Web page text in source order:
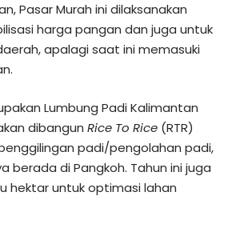
Pasar Murah ini dilaksanakan
harga pangan dan juga untuk
apalagi saat ini memasuki
Lumbung Padi Kalimantan
dibangun Rice To Rice (RTR)
padi/pengolahan padi,
berada di Pangkoh. Tahun ini juga
hektar untuk optimasi lahan